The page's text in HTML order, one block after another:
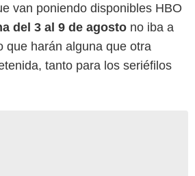
van poniendo disponibles HBO
del 3 al 9 de agosto no iba a
que harán alguna que otra
tanto para los seriéfilos